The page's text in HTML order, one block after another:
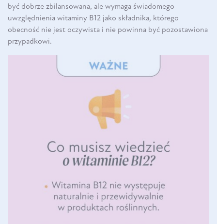
być dobrze zbilansowana, ale wymaga świadomego
uwzględnienia witaminy B12 jako składnika, którego
obecność nie jest oczywista i nie powinna być pozostawiona
przypadkowi.